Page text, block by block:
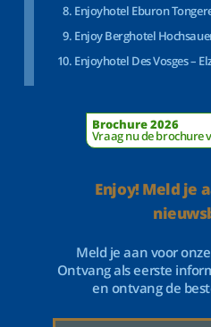
Enjoyhotel Eburon
Enjoy Berghotel
Enjoyhotel Des Vosges –
Brochure 2026
Vraag nu de brochure
Enjoy! Meld je
Meld je aan voor
Ontvang als eerste
en ontvang de